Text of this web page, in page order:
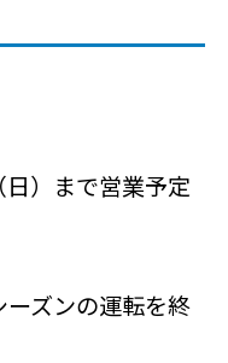
）まで営業予定
ズンの運転を終